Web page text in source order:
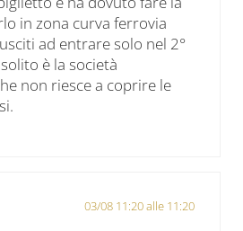
in zona curva ferrovia
ad entrare solo nel 2°
è la società
non riesce a coprire le
03/08 11:20 alle 11:20